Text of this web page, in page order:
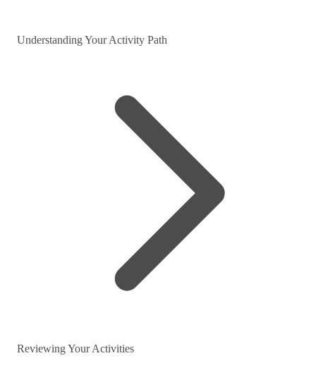
Understanding Your Activity Path
Reviewing Your Activities